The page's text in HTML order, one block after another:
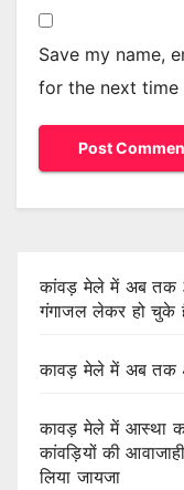
Save my name,
for the next time
कांवड़ मेले में अब तक
गंगाजल लेकर हो चुके
कावड़ मेले में अब तक
कावड़ मेले में आस्था
कांवड़ियों की
लिया जायजा